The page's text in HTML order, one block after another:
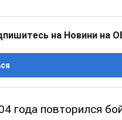
на Новини на
года повторился